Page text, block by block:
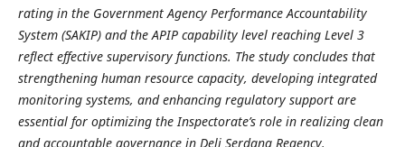
rating in the Government Agency Performance Accountability
System (SAKIP) and the APIP capability level reaching Level 3
reflect effective supervisory functions. The study concludes that
strengthening human resource capacity, developing integrated
monitoring systems, and enhancing regulatory support are
essential for optimizing the Inspectorate’s role in realizing clean
and accountable governance in Deli Serdang Regency.